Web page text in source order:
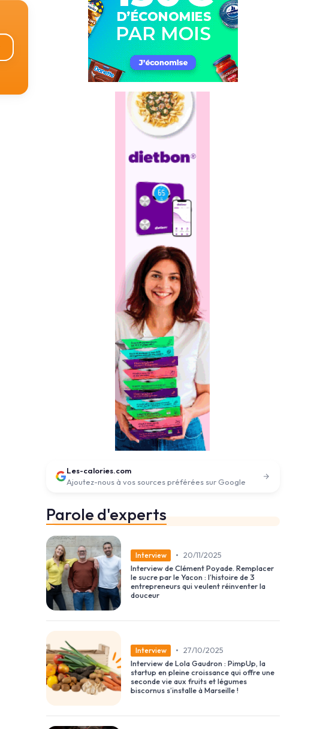
Les-calories.com
Ajoutez-nous à vos sources préférées sur Google
Parole d'experts
Interview • 20/11/2025
Interview de Clément Poyade. Remplacer
le sucre par le Yacon : l’histoire de 3
entrepreneurs qui veulent réinventer la
douceur
Interview • 27/10/2025
Interview de Lola Gaudron : PimpUp, la
startup en pleine croissance qui offre une
seconde vie aux fruits et légumes
biscornus s’installe à Marseille !